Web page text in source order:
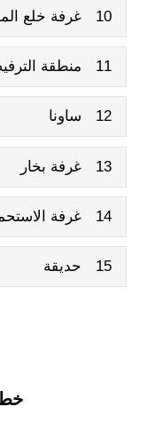
10 غرفة خلع
11 منطقة
12 ساونا
13 غرفة بخار
14 غرفة
15 حديقة